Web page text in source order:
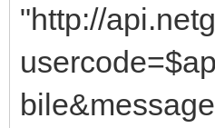
"http://